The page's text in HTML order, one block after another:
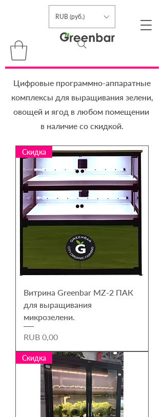
RUB (руб.)
Цифровые программно-аппаратные
комплексы для выращивания зелени,
овощей и ягод в любом помещении
в наличие со скидкой.
Скидка
Витрина Greenbar MZ-2 ПАК
для выращивания
микрозелени.
Harga
RUB 0,00
Скидка